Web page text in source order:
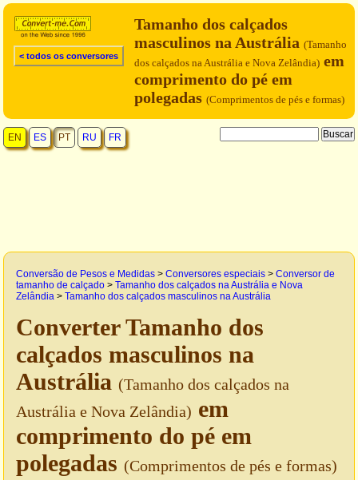
< todos os conversores
Tamanho dos calçados
masculinos na Austrália (Tamanho
dos calçados na Austrália e Nova Zelândia) em
comprimento do pé em
polegadas (Comprimentos de pés e formas)
EN ES PT RU FR
Conversão de Pesos e Medidas > Conversores especiais > Conversor de
tamanho de calçado > Tamanho dos calçados na Austrália e Nova
Zelândia > Tamanho dos calçados masculinos na Austrália
Converter Tamanho dos
calçados masculinos na
Austrália (Tamanho dos calçados na
Austrália e Nova Zelândia) em
comprimento do pé em
polegadas (Comprimentos de pés e formas)